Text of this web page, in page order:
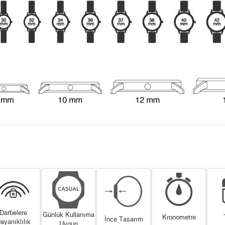
Günlük Kullanıma
İnce Tasarım Kronometre